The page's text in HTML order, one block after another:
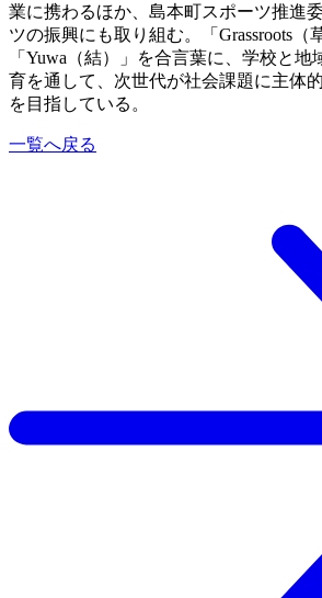
業に携わるほか、島本町スポーツ推進
ツの振興にも取り組む。「Grassroots（
「Yuwa（結）」を合言葉に、学校と
育を通して、次世代が社会課題に主体
を目指している。
一覧へ戻る